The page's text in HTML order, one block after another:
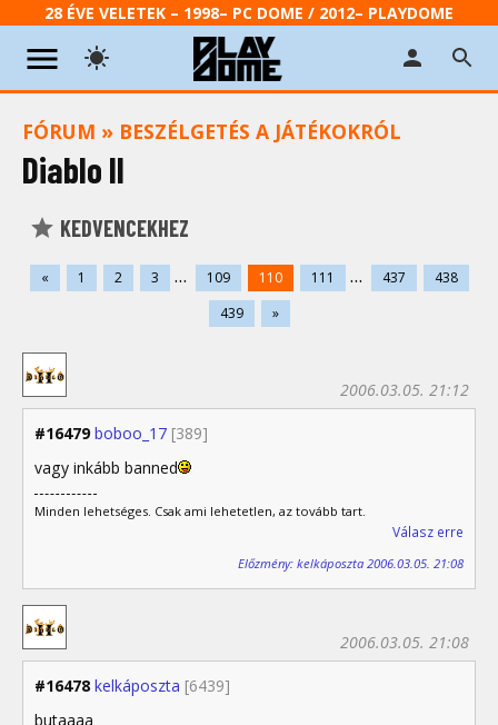
28 ÉVE VELETEK – 1998– PC DOME / 2012– PLAYDOME
FÓRUM » BESZÉLGETÉS A JÁTÉKOKRÓL
Diablo II
KEDVENCEKHEZ
« 1 2 3 ... 109 110 111 ... 437
438
439
»
#16479 boboo_17 [389]
2006.03.05. 21:12
vagy inkább banned
Minden lehetséges. Csak ami lehetetlen, az tovább tart.
Válasz erre
Előzmény: kelkáposzta 2006.03.05. 21:08
#16478 kelkáposzta [6439]
2006.03.05. 21:08
butaaaa